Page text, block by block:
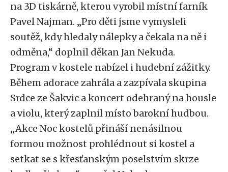
na 3D tiskárně, kterou vyrobil místní farník
Pavel Najman. „Pro děti jsme vymysleli
soutěž, kdy hledaly nálepky a čekala na ně i
odměna,“ doplnil děkan Jan Nekuda.
Program v kostele nabízel i hudební zážitky.
Během adorace zahrála a zazpívala skupina
Srdce ze Šakvic a koncert odehraný na housle
a violu, který zaplnil místo barokní hudbou.
„Akce Noc kostelů přináší nenásilnou
formou možnost prohlédnout si kostel a
setkat se s křesťanským poselstvím skrze